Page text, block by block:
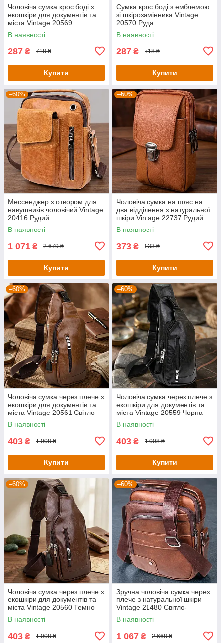
Чоловіча сумка крос боді з
екошкіри для документів та
міста Vintage 20569
Коричнева
В наявності
287 ₴ 718 ₴
Купити
Сумка крос боді з емблемою
зі шкірозамінника Vintage
20570 Руда
В наявності
287 ₴ 718 ₴
Купити
–60%
Мессенджер з отвором для
навушників чоловічий Vintage
20416 Рудий
В наявності
1 071 ₴ 2 679 ₴
Купити
–60%
Чоловіча сумка на пояс на
два відділення з натуральної
шкіри Vintage 22737 Рудий
В наявності
373 ₴ 933 ₴
Купити
–60%
Чоловіча сумка через плече з
екошкіри для документів та
міста Vintage 20561 Світло
Коричнева
В наявності
403 ₴ 1 008 ₴
Купити
–60%
Чоловіча сумка через плече з
екошкіри для документів та
міста Vintage 20559 Чорна
В наявності
403 ₴ 1 008 ₴
Купити
–60%
Чоловіча сумка через плече з
екошкіри для документів та
міста Vintage 20560 Темно
Коричнева
В наявності
403 ₴ 1 008 ₴
–60%
Зручна чоловіча сумка через
плече з натуральної шкіри
Vintage 21480 Світло-
коричневий
В наявності
1 067 ₴ 2 668 ₴